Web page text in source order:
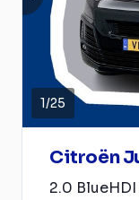
1/25
Citroën
2.0